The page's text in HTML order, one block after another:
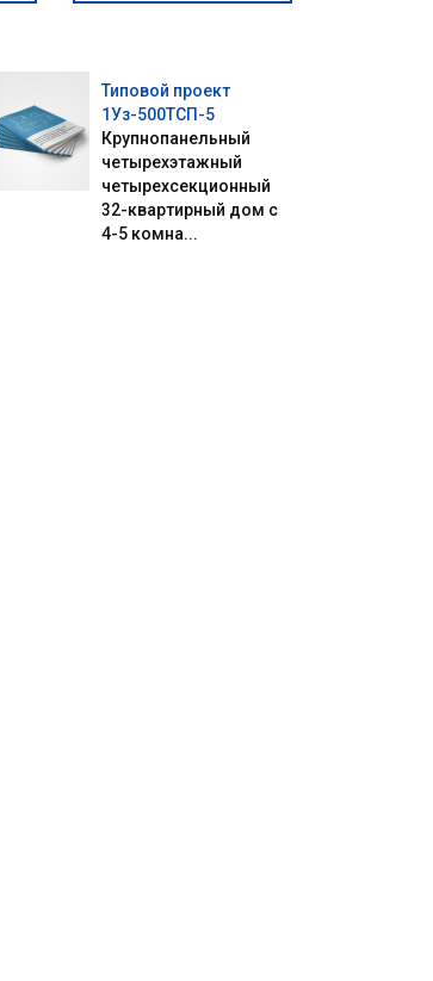
Типовой проект
1Уз-500ТСП-5
Крупнопанельный
четырехэтажный
четырехсекционный
32-квартирный дом с
4-5 комна...